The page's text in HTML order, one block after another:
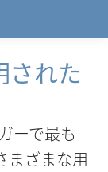
された
ーで最も
まざまな用